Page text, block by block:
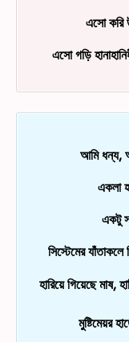
এসো করি
এসো গড়ি
আমি ধন্য,
একলা
একটু
সিস্টেমের
হারিয়ে গিয়েছে
মুষ্টিমেয়র